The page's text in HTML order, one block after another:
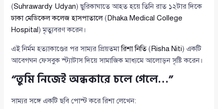
(Suhrawardy Udyan) ছুরিকাঘাতে আহত হয়ে তিনি রাত ১২টার দিকে
ঢাকা মেডিকেল কলেজ হাসপাতালে( Dhaka Medical College
Hospital ) মৃত্যুবরণ করেন।
এই নির্মম হত্যাকাণ্ডের পর সাম্যর প্রিয়তমারিশা নিতি( Risha Niti) একটি
আবেগঘন ফেসবুক স্ট্যাটাস দিয়ে সামাজিক মাধ্যমে আলোড়ন সৃষ্টি করেন।
“তুমি নিজেই অন্ধকারে চলে গেলে…”
সাম্যর সঙ্গে একটি ছবি পোস্ট করে রিশা লেখেন: